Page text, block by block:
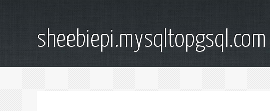
sheebiepi.mysqltopgsql.com